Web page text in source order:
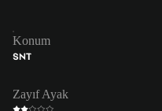
Konum
SNT
Zayıf Ayak